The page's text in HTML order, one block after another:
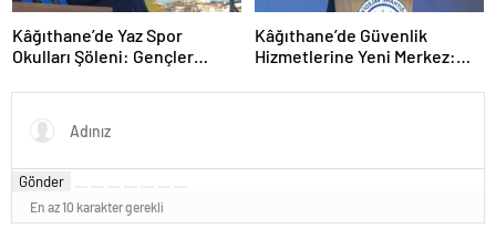
Kâğıthane’de Yaz Spor
Okulları Şöleni: Gençler
Kâğıthane’de Güvenlik
Hizmetlerine Yeni Merkez:
Temeli Atıldı
Gönder
En az 10 karakter gerekli